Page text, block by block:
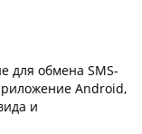
для обмена SMS-
Android,
и